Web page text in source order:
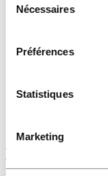
collectées lors de
données que
comme
correspondants.
Nécessaires
Préférences
Statistiques
Marketing
Stratégie
Rencontrez nos
Carrières
Entretien